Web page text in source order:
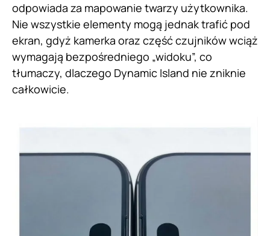
odpowiada za mapowanie twarzy użytkownika.
Nie wszystkie elementy mogą jednak trafić pod
ekran, gdyż kamerka oraz część czujników wciąż
wymagają bezpośredniego „widoku”, co
tłumaczy, dlaczego Dynamic Island nie zniknie
całkowicie.